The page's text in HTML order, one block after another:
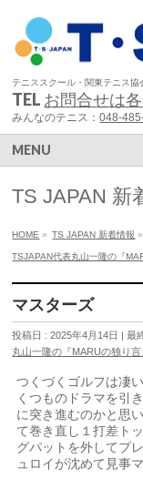
テニススクール・関東テニス
TEL お問合せは各
みんなのテニス：048-
MENU
TS JAPAN 新
HOME » TS JAPAN 新着情報 »
TSJAPAN代表丸山一隆の『
マスターズ
投稿日 : 2025年4月14日 最
丸山一隆の『MARUの独り
つくづくゴルフは凄
くつものドラマを引
に突き進むのかと思
て巻き直し１打差ト
グパットを外してプ
ュロイが沈めて見事